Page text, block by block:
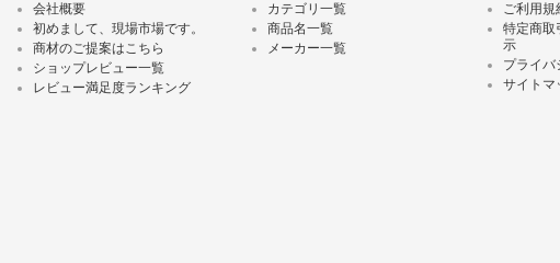
会社概要
初めまして、現場市場です。
商材のご提案はこちら
ショップレビュー一覧
レビュー満足度ランキング
カテゴリ一覧
商品名一覧
メーカー一覧
ご利用規
特定商取
示
プライバ
サイトマ